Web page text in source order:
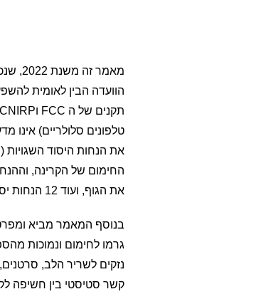
הוועדה הבין לאומית
טלפונים סלולריים) אינו
את הנחות היסוד
החימום של הקרינה,
את הגוף, ועוד 12 הנחות יסוד אחרות שלא פורסמו אבל כן בוצעו על ידי ה FCC וICNIRP).
בנוסף המאמר מביא ומפרט
נזקים לשריר הלב,
קשר סטיסטי בין חשיפה